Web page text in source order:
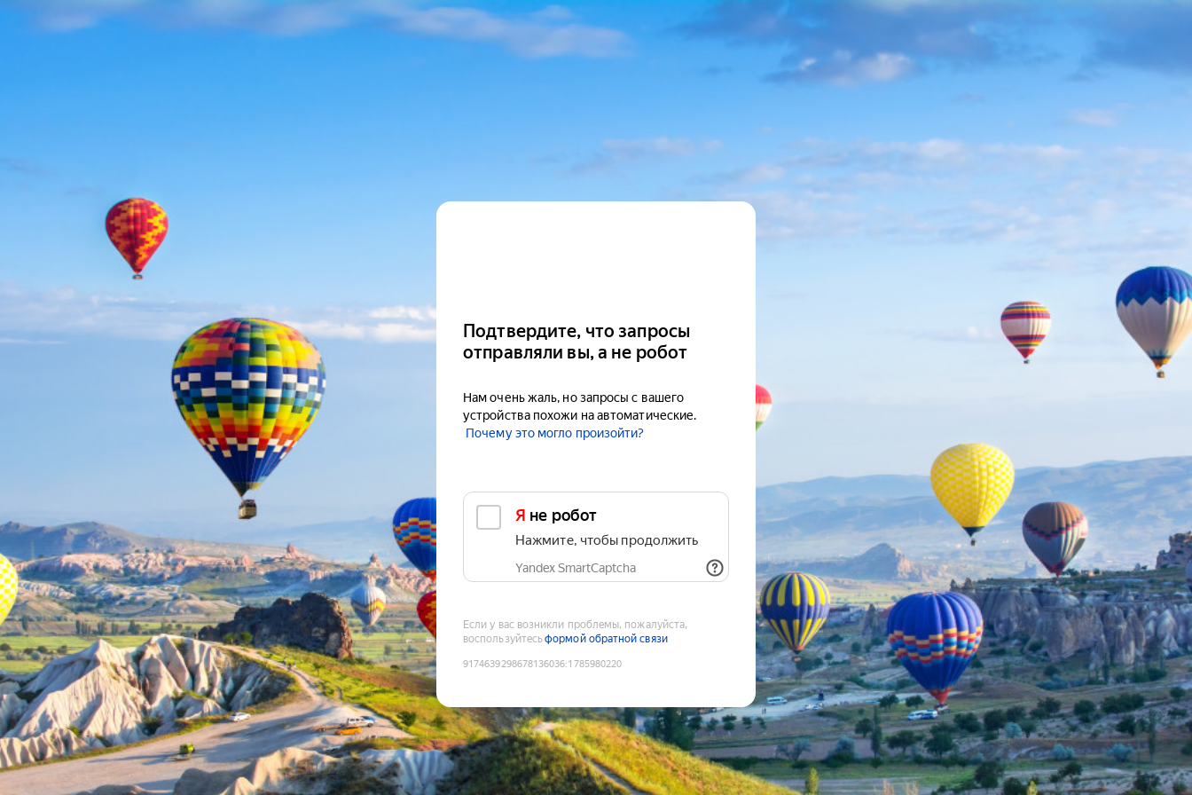
Подтвердите, что запросы
отправляли вы, а не робот
Нам очень жаль, но запросы с вашего
устройства похожи на автоматические.
Почему это могло произойти?
Я не робот
Нажмите, чтобы продолжить
Yandex SmartCaptcha
Если у вас возникли проблемы, пожалуйста,
воспользуйтесьформой обратной связи
9174639298678136036:1785980220